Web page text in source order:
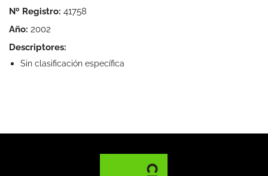
Nº Registro: 41758
Año: 2002
Descriptores:
Sin clasificación específica